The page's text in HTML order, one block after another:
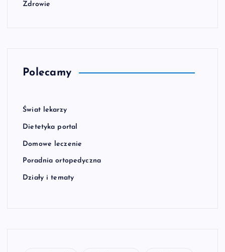
Zdrowie
Polecamy
Świat lekarzy
Dietetyka portal
Domowe leczenie
Poradnia ortopedyczna
Działy i tematy